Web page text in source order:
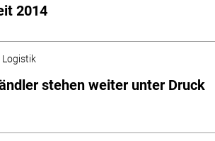
2014
Logistik
stehen weiter unter Druck